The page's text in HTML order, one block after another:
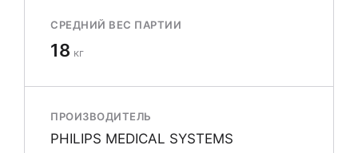
СРЕДНИЙ ВЕС ПАРТИИ
18 кг
ПРОИЗВОДИТЕЛЬ
PHILIPS MEDICAL SYSTEMS